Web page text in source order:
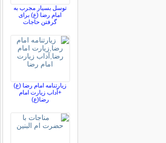
توسل بسیار مجرب به
امام رضا (ع) برای
گرفتن حاجات
زیارتنامه امام رضا (ع)
+آداب زیارت امام
رضا(ع)